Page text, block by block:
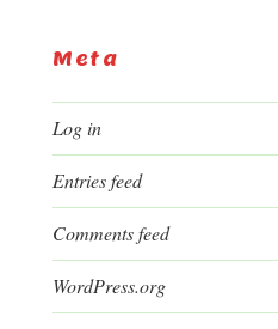
Meta
Log in
Entries feed
Comments feed
WordPress.org